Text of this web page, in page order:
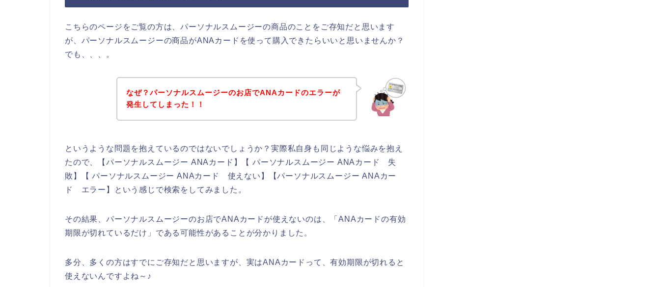
こちらのページをご覧の方は、パーソナルスムージーの商品のことをご存知だと思います
が、パーソナルスムージーの商品がANAカードを使って購入できたらいいと思いませんか？
でも、、、。
なぜ？パーソナルスムージーのお店でANAカードのエラーが
発生してしまった！！
というような問題を抱えているのではないでしょうか？実際私自身も同じような悩みを抱え
たので、【パーソナルスムージー ANAカード】【 パーソナルスムージー ANAカード 失
敗】【 パーソナルスムージー ANAカード 使えない】【パーソナルスムージー ANAカー
ド エラー】という感じで検索をしてみました。
その結果、パーソナルスムージーのお店でANAカードが使えないのは、「ANAカードの有効
期限が切れているだけ」である可能性があることが分かりました。
多分、多くの方はすでにご存知だと思いますが、実はANAカードって、有効期限が切れると
使えないんですよね～♪